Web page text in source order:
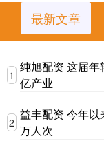
最新文章
1
纯旭配资 这届年
亿产业
2
益丰配资 今年
万人次